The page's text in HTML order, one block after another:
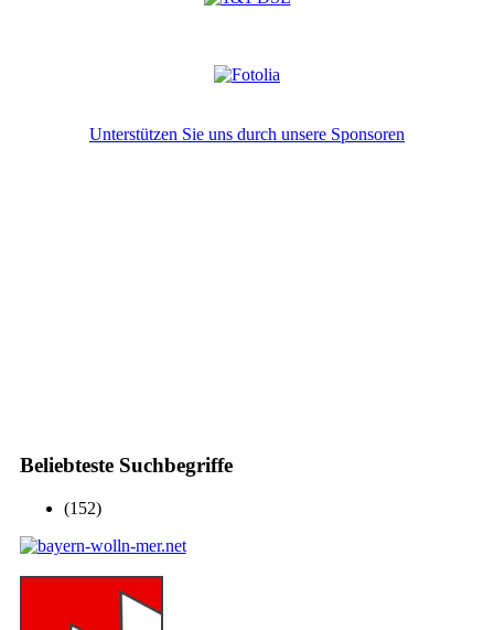
Unterstützen Sie uns durch unsere Sponsoren
Beliebteste Suchbegriffe
(152)